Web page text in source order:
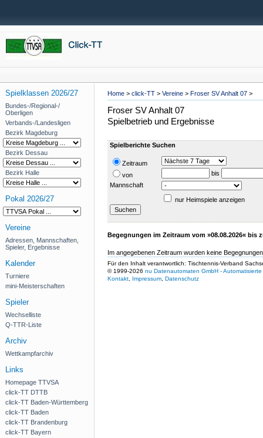
Home > click-TT > Vereine > Froser SV Anhalt 07 >
Spielklassen 2026/27
Bundes-/Regional-/
Oberligen
Verbands-/Landesligen
Bezirk Magdeburg
Bezirk Dessau
Bezirk Halle
Pokal 2026/27
Vereine
Adressen, Mannschaften,
Spieler, Ergebnisse
Kalender
Turniere
mini-Meisterschaften
Spieler
Wechselliste
Q-TTR-Liste
Archiv
Wettkampfarchiv
Links
Homepage TTVSA
click-TT DTTB
click-TT Baden-Württemberg
click-TT Baden
click-TT Brandenburg
click-TT Bayern
Froser SV Anhalt 07
Spielbetrieb und Ergebnisse
Spielberichte Suchen
Zeitraum
von
bis
Mannschaft
nur Heimspiele anzeigen
Begegnungen im Zeitraum vom »08.08.2026« bis
Im angegebenen Zeitraum wurden keine
Für den Inhalt verantwortlich: Tischtennis-Verband
© 1999-2026 nu Datenautomaten GmbH -
Kontakt
Impressum Datenschutz